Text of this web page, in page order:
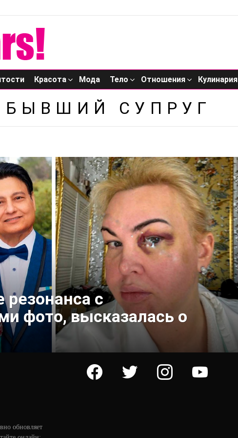
Красота Мода Тело Отношения Кулинария
СУПРУГ
резонанса с
фото, высказалась о
facebook twitter instagram youtube
обновляет